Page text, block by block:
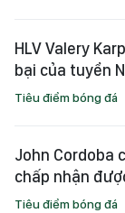
HLV Valery
bại của tuyển
Tiêu điểm bóng đá
John Cordoba
chấp nhận
Tiêu điểm bóng đá